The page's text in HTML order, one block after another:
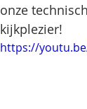
onze
kijkplezier!
https://